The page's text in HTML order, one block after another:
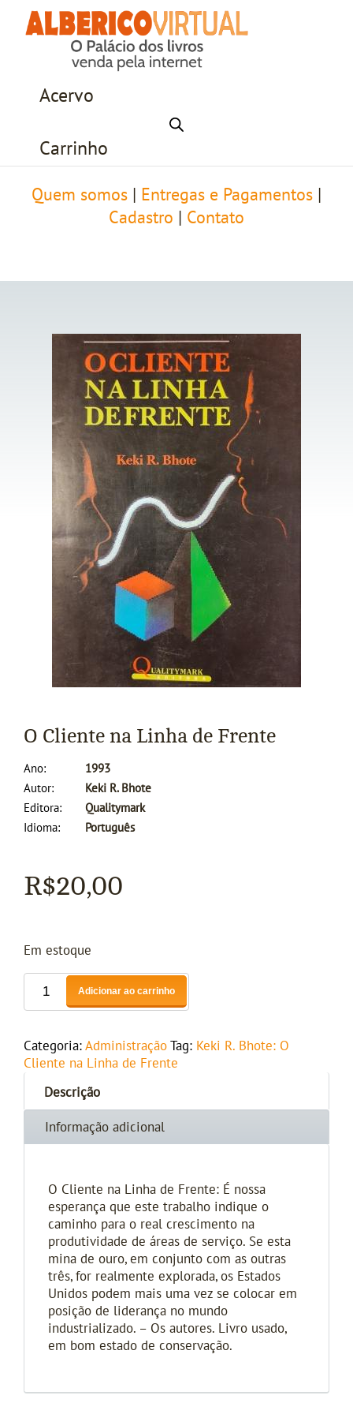
Acervo
Carrinho
Quem somos Entregas e Pagamentos
Cadastro
Contato
O Cliente na Linha de Frente
Ano
1993
Autor
Keki R. Bhote
Editora
Qualitymark
Idioma
Português
R$20,00
Em estoque
Adicionar ao carrinho
Categoria: Administração Tag: Keki R. Bhote: O
Cliente na Linha de Frente
Descrição
Informação adicional
O Cliente na Linha de Frente: É nossa
esperança que este trabalho indique o
caminho para o real crescimento na
produtividade de áreas de serviço. Se esta
mina de ouro, em conjunto com as outras
três, for realmente explorada, os Estados
Unidos podem mais uma vez se colocar em
posição de liderança no mundo
industrializado. – Os autores. Livro usado,
em bom estado de conservação.